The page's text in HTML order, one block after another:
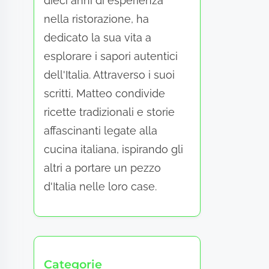
nella ristorazione, ha
dedicato la sua vita a
esplorare i sapori autentici
dell'Italia. Attraverso i suoi
scritti, Matteo condivide
ricette tradizionali e storie
affascinanti legate alla
cucina italiana, ispirando gli
altri a portare un pezzo
d'Italia nelle loro case.
Categorie